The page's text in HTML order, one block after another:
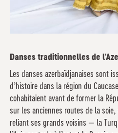
Danses traditionnelles de
Les danses azerbaïdjanaises sont
d’histoire dans la région du
cohabitaient avant de former la
sur les anciennes routes de la
reliant ses grands voisins — la